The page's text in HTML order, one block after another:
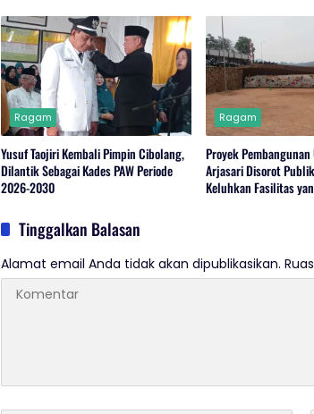
Ragam
Yusuf Taojiri Kembali Pimpin Cibolang,
Dilantik Sebagai Kades PAW Periode
2026-2030
Ragam
Proyek Pembangunan
Arjasari Disorot
Keluhkan Fasilitas
Tinggalkan Balasan
Alamat email Anda tidak akan dipublikasikan.